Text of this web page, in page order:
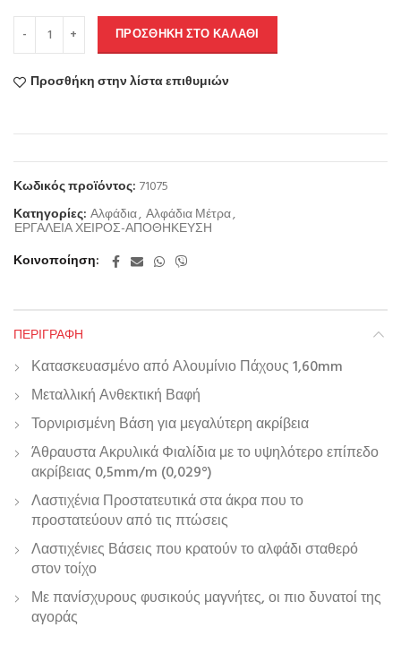
ΠΡΟΣΘΉΚΗ ΣΤΟ ΚΑΛΆΘΙ
Προσθήκη στην λίστα επιθυμιών
Κωδικός προϊόντος: 71075
Κατηγορίες: Αλφάδια, Αλφάδια Μέτρα,
ΕΡΓΑΛΕΙΑ ΧΕΙΡΟΣ-ΑΠΟΘΗΚΕΥΣΗ
Κοινοποίηση
ΠΕΡΙΓΡΑΦΉ
Κατασκευασμένο από Αλουμίνιο Πάχους 1,60mm
Μεταλλική Ανθεκτική Βαφή
Τορνιρισμένη Βάση για μεγαλύτερη ακρίβεια
Άθραυστα Ακρυλικά Φιαλίδια με το υψηλότερο επίπεδο
ακρίβειας 0,5mm/m (0,029°)
Λαστιχένια Προστατευτικά στα άκρα που το
προστατεύουν από τις πτώσεις
Λαστιχένιες Βάσεις που κρατούν το αλφάδι σταθερό
στον τοίχο
Με πανίσχυρους φυσικούς μαγνήτες, οι πιο δυνατοί της
αγοράς